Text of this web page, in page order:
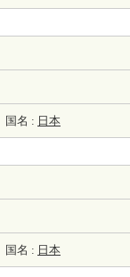
国名 : 日本
国名 : 日本